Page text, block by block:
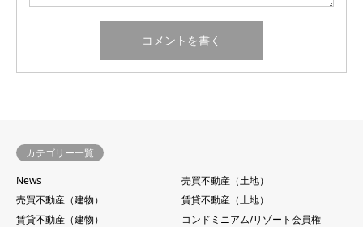
カテゴリー一覧
News
売買不動産（土地）
売買不動産（建物）
賃貸不動産（土地）
賃貸不動産（建物）
コンドミニアム/リゾート会員権